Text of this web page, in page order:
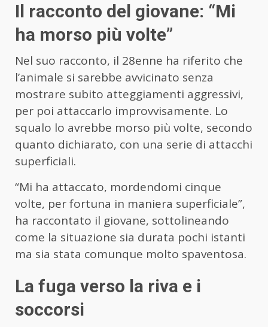
Il racconto del giovane: “Mi
ha morso più volte”
Nel suo racconto, il 28enne ha riferito che
l’animale si sarebbe avvicinato senza
mostrare subito atteggiamenti aggressivi,
per poi attaccarlo improvvisamente. Lo
squalo lo avrebbe morso più volte, secondo
quanto dichiarato, con una serie di attacchi
superficiali.
“Mi ha attaccato, mordendomi cinque
volte, per fortuna in maniera superficiale”,
ha raccontato il giovane, sottolineando
come la situazione sia durata pochi istanti
ma sia stata comunque molto spaventosa.
La fuga verso la riva e i
soccorsi